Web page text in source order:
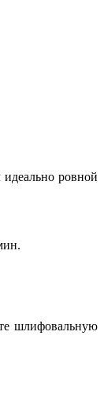
ровной
шлифовальную